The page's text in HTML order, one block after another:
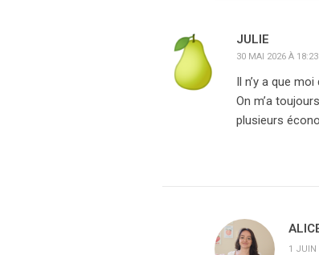
JULIE
30 MAI 2026 À 18:23
Il n’y a que
On m’a
plusieurs
1 JUIN